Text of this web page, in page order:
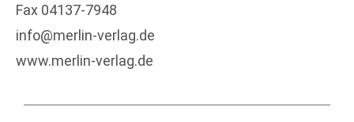
Fax 04137-7948
info@merlin-verlag.de
www.merlin-verlag.de